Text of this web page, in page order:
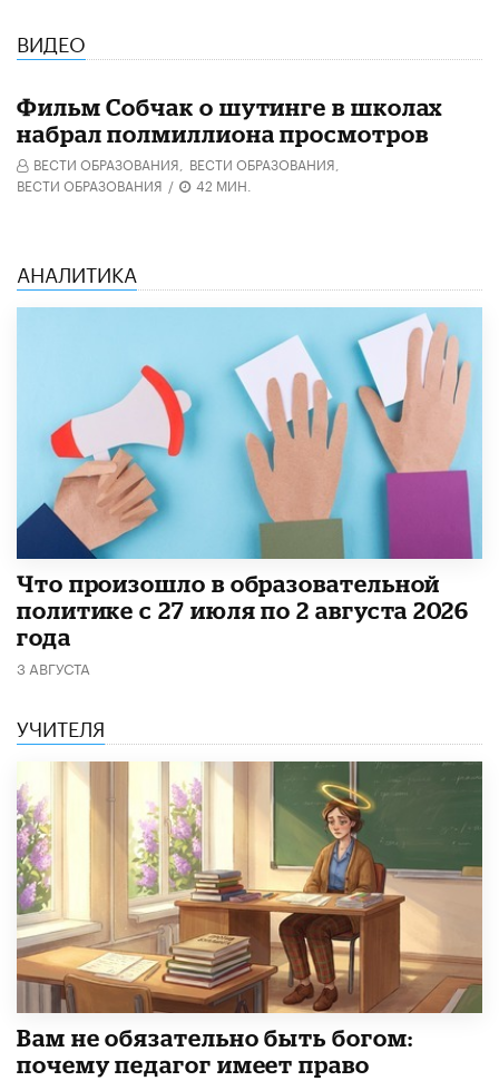
ВИДЕО
Фильм Собчак о шутинге в школах
набрал полмиллиона просмотров
ВЕСТИ ОБРАЗОВАНИЯ, ВЕСТИ ОБРАЗОВАНИЯ,
ВЕСТИ ОБРАЗОВАНИЯ / 42 МИН.
АНАЛИТИКА
​Что произошло в образовательной
политике с 27 июля по 2 августа 2026
года
3 АВГУСТА
УЧИТЕЛЯ
​Вам не обязательно быть богом:
почему педагог имеет право